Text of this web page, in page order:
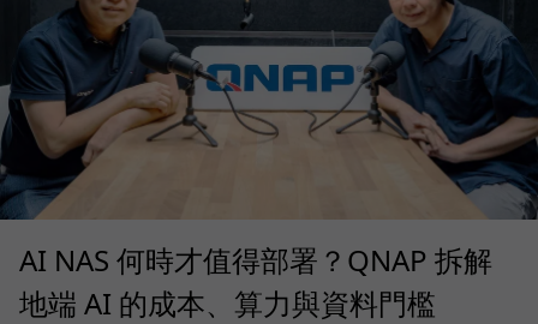
AI NAS 何時才值得部署？QNAP 拆解
地端 AI 的成本、算力與資料門檻